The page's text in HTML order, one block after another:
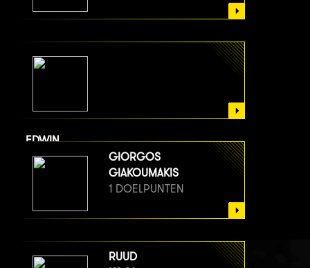
EDWIN
VAN BERGE HENEGOUWEN
1 DOELPUNTEN
GIORGOS
GIAKOUMAKIS
1 DOELPUNTEN
RUUD